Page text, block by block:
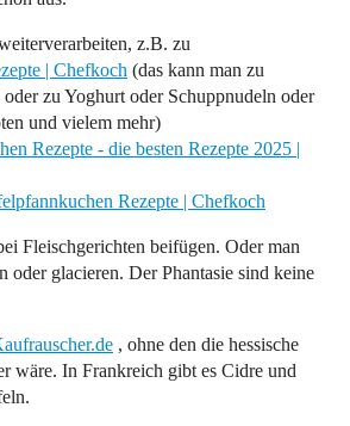
z.B. zu
| Chefkoch (das kann man zu
zu Yoghurt oder Schuppnudeln oder
und vielem mehr)
Rezepte - die besten Rezepte 2025 |
Rezepte | Chefkoch
Fleischgerichten beifügen. Oder man
oder glacieren. Der Phantasie sind keine
, ohne den die hessische
wäre. In Frankreich gibt es Cidre und